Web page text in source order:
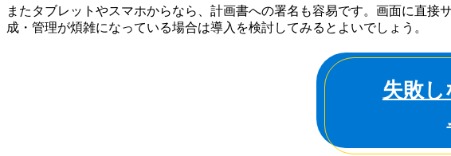
またタブレットやスマホからなら、計画書への署名も容易です。画面に直
成・管理が煩雑になっている場合は導入を検討してみるとよいでしょう。
失敗